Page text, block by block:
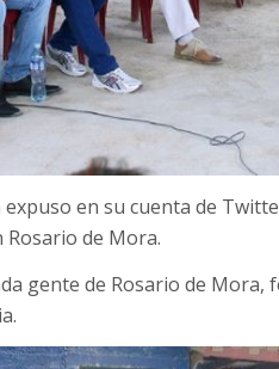
en su cuenta de
de Mora.
gente de Rosario de Mora,